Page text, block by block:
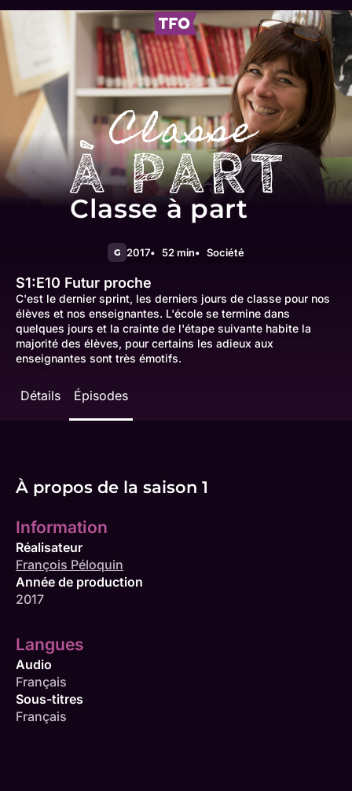
Classe à part
G 2017 52 min Société
S1:E10 Futur proche
C'est le dernier sprint, les derniers jours de classe pour nos
élèves et nos enseignantes. L'école se termine dans
quelques jours et la crainte de l'étape suivante habite la
majorité des élèves, pour certains les adieux aux
enseignantes sont très émotifs.
Détails Épisodes
À propos de la saison 1
Information
Réalisateur
François Péloquin
Année de production
2017
Langues
Audio
Français
Sous-titres
Français